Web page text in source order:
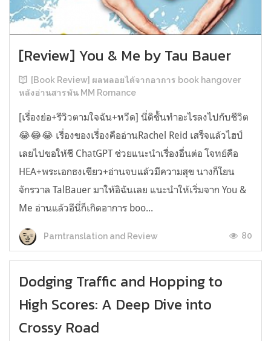
[Review] You & Me by Tau Bauer
[Book Review] ผลพลอยได้จากอาการ book hangover
หลังอ่านสารพัน MM Romance
[เรื่องย่อ+รีวิวตามใจฉัน+หวีด] นี่ดิชั้นทำอะไรลงไปกับชีวิต
😂😂😂 เรื่องของเรื่องคืออ่านRachel Reid เสร็จแล้วไฮป์
เลยไปขอให้ชี ChatGPT ช่วยแนะนำเรื่องอื่นต่อ โจทย์คือ
HEA+พระเอกธงเขียว+อ่านจบแล้วมีความสุข นางก็โยน
จักรวาล TalBauer มาให้อิฉันเลย แนะนำให้เริ่มจาก You &
Me อ่านแล้วอีนี่ก็เกิดอาการ boo...
Parntranslation and Review 80
Dodging Traffic and Hopping to
High Scores: A Deep Dive into
Crossy Road